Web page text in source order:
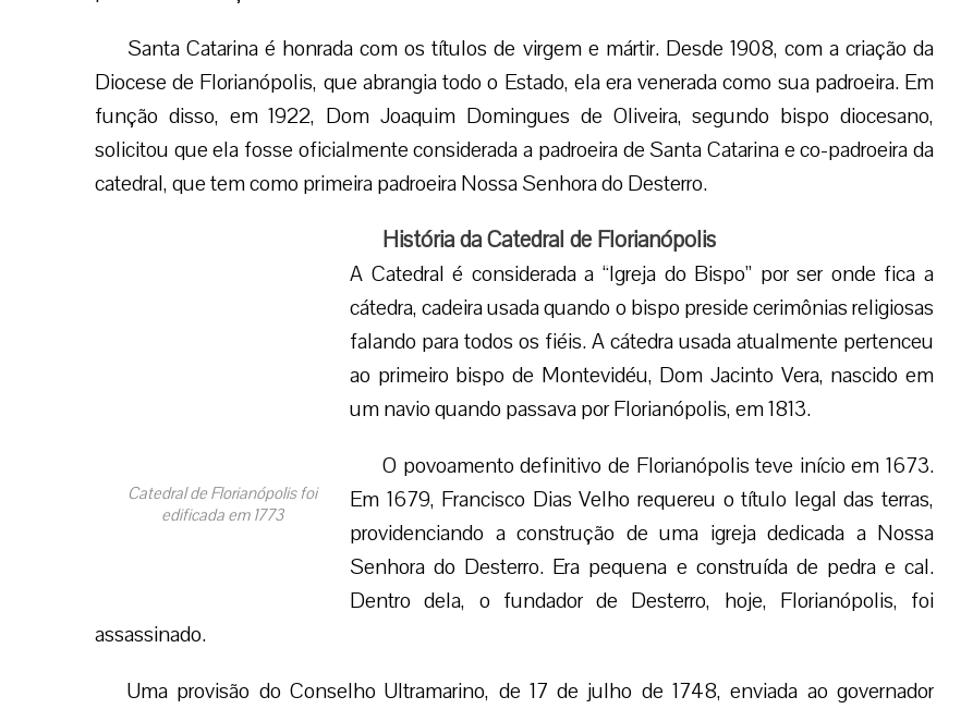
Santa Catarina é honrada com os títulos de virgem e mártir. Desde 1908, com a criação da
Diocese de Florianópolis, que abrangia todo o Estado, ela era venerada como sua padroeira. Em
função disso, em 1922, Dom Joaquim Domingues de Oliveira, segundo bispo diocesano,
solicitou que ela fosse oficialmente considerada a padroeira de Santa Catarina e co-padroeira da
catedral, que tem como primeira padroeira Nossa Senhora do Desterro.
Catedral de Florianópolis foi
edificada em 1773
História da Catedral de Florianópolis
A Catedral é considerada a “Igreja do Bispo” por ser onde fica a
cátedra, cadeira usada quando o bispo preside cerimônias religiosas
falando para todos os fiéis. A cátedra usada atualmente pertenceu
ao primeiro bispo de Montevidéu, Dom Jacinto Vera, nascido em
um navio quando passava por Florianópolis, em 1813.
O povoamento definitivo de Florianópolis teve início em 1673.
Em 1679, Francisco Dias Velho requereu o título legal das terras,
providenciando a construção de uma igreja dedicada a Nossa
Senhora do Desterro. Era pequena e construída de pedra e cal.
Dentro dela, o fundador de Desterro, hoje, Florianópolis, foi
assassinado.
Uma provisão do Conselho Ultramarino, de 17 de julho de 1748, enviada ao governador